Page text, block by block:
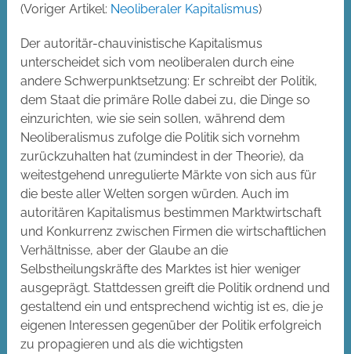
(Voriger Artikel: Neoliberaler Kapitalismus)
Der autoritär-chauvinistische Kapitalismus
unterscheidet sich vom neoliberalen durch eine
andere Schwerpunktsetzung: Er schreibt der Politik,
dem Staat die primäre Rolle dabei zu, die Dinge so
einzurichten, wie sie sein sollen, während dem
Neoliberalismus zufolge die Politik sich vornehm
zurückzuhalten hat (zumindest in der Theorie), da
weitestgehend unregulierte Märkte von sich aus für
die beste aller Welten sorgen würden. Auch im
autoritären Kapitalismus bestimmen Marktwirtschaft
und Konkurrenz zwischen Firmen die wirtschaftlichen
Verhältnisse, aber der Glaube an die
Selbstheilungskräfte des Marktes ist hier weniger
ausgeprägt. Stattdessen greift die Politik ordnend und
gestaltend ein und entsprechend wichtig ist es, die je
eigenen Interessen gegenüber der Politik erfolgreich
zu propagieren und als die wichtigsten